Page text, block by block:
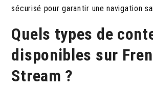
sécurisé pour garantir une navigation
Quels types de
disponibles sur
Stream ?